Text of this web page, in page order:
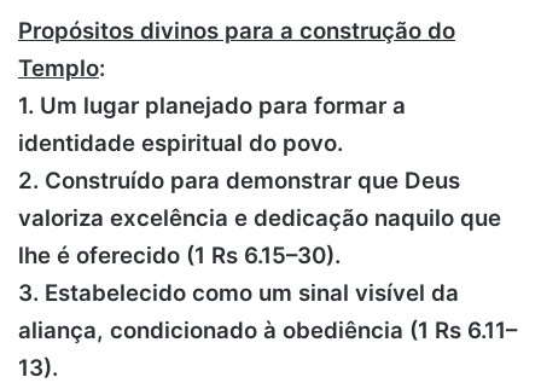
Propósitos divinos para a construção do
Templo:
1. Um lugar planejado para formar a
identidade espiritual do povo.
2. Construído para demonstrar que Deus
valoriza excelência e dedicação naquilo que
lhe é oferecido (1 Rs 6.15–30).
3. Estabelecido como um sinal visível da
aliança, condicionado à obediência (1 Rs 6.11–
13).